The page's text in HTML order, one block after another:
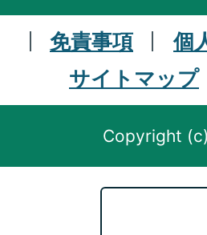
免責事項
個
サイトマップ
Copyright